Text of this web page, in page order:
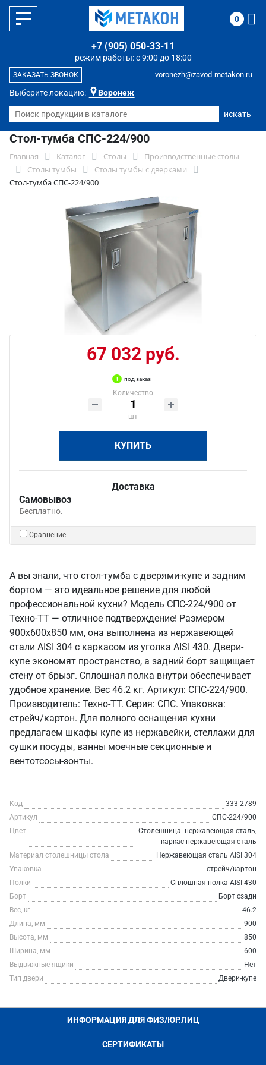
Выберите локацию: Воронеж
режим работы: с 9:00 до 18:00
+7 (905) 050-33-11
voronezh@zavod-metakon.ru
ЗАКАЗАТЬ ЗВОНОК
0
Стол-тумба СПС-224/900
Главная Каталог Столы
Производственные столы
Столы тумбы
Столы тумбы с дверками
Стол-тумба СПС-224/900
67 032 руб.
под заказ
Количество
шт
КУПИТЬ
Доставка
Самовывоз
Бесплатно.
Сравнение
А вы знали, что стол-тумба с дверями-купе и задним
бортом — это идеальное решение для любой
профессиональной кухни? Модель СПС-224/900 от
Техно-ТТ — отличное подтверждение! Размером
900x600x850 мм, она выполнена из нержавеющей
стали AISI 304 с каркасом из уголка AISI 430. Двери-
купе экономят пространство, а задний борт защищает
стену от брызг. Сплошная полка внутри обеспечивает
удобное хранение. Вес 46.2 кг. Артикул: СПС-224/900.
Производитель: Техно-ТТ. Серия: СПС. Упаковка:
стрейч/картон. Для полного оснащения кухни
предлагаем шкафы купе из нержавейки, стеллажи для
сушки посуды, ванны моечные секционные и
вентотсосы-зонты.
Код
333-2789
Артикул
СПС-224/900
Цвет
Столешница- нержавеющая сталь,
каркас-нержавеющая сталь
Материал столешницы стола
Нержавеющая сталь AISI 304
Упаковка
стрейч/картон
Полки
Сплошная полка AISI 430
Борт
Борт сзади
Вес, кг
46.2
Длина, мм
900
Высота, мм
850
Ширина, мм
600
Выдвижные ящики
Нет
Тип двери
Двери-купе
ИНФОРМАЦИЯ ДЛЯ ФИЗ/ЮР.ЛИЦ
СЕРТИФИКАТЫ